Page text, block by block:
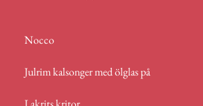
Nocco
Julrim kalsonger med ölglas på